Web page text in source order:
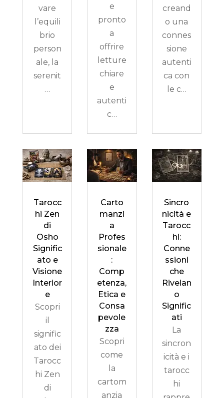
vare
l’equili
brio
person
ale, la
serenit
…
e
pronto
a
offrire
letture
chiare
e
autenti
c…
creand
o una
connes
sione
autenti
ca con
le c…
Tarocc
hi Zen
di
Osho
Signific
ato e
Visione
Interior
e
Scopri
il
signific
ato dei
Tarocc
hi Zen
di
Carto
manzi
a
Profes
sionale
:
Comp
etenza,
Etica e
Consa
pevole
zza
Scopri
come
la
cartom
anzia
Sincro
nicità e
Tarocc
hi:
Conne
ssioni
che
Rivelan
o
Signific
ati
La
sincron
icità e i
tarocc
hi